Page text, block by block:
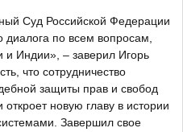
Суд Российской Федерации
по всем вопросам,
Индии», – заверил Игорь
что сотрудничество
защиты прав и свобод
откроет новую главу в истории
Завершил свое